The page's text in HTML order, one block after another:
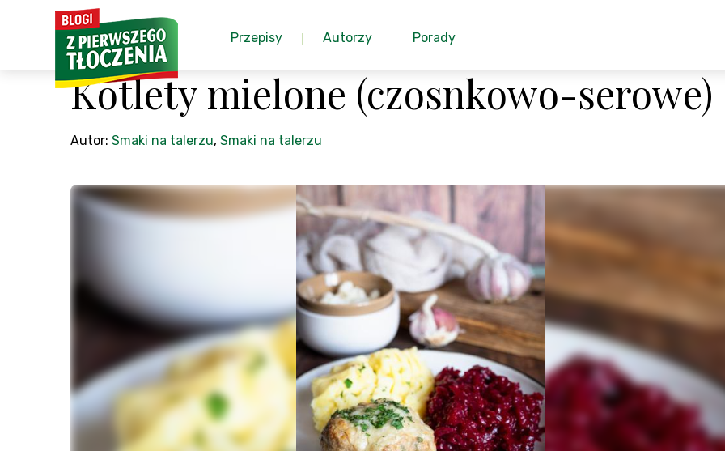
Przepisy Autorzy Porady
Kotlety mielone (czosnkowo-serowe)
Autor: Smaki na talerzu, Smaki na talerzu